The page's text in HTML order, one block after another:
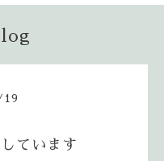
19
ています